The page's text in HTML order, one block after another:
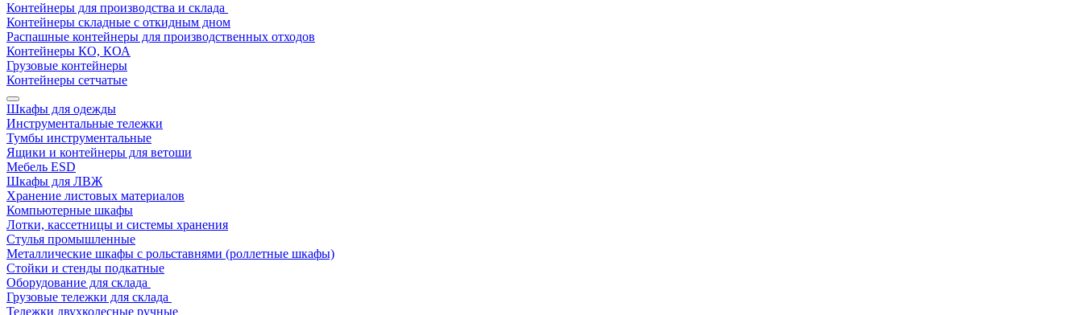
Контейнеры для производства и склада
Контейнеры складные с откидным дном
Распашные контейнеры для производственных отходов
Контейнеры КО, КОА
Грузовые контейнеры
Контейнеры сетчатые
Шкафы для одежды
Инструментальные тележки
Тумбы инструментальные
Ящики и контейнеры для ветоши
Мебель ESD
Шкафы для ЛВЖ
Хранение листовых материалов
Компьютерные шкафы
Лотки, кассетницы и системы хранения
Стулья промышленные
Металлические шкафы с рольставнями (роллетные шкафы)
Стойки и стенды подкатные
Оборудование для склада
Грузовые тележки для склада
Тележки двухколесные ручные